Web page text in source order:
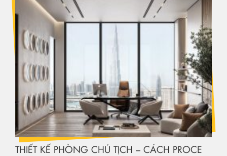
THIẾT KẾ PHÒNG CHỦ TỊCH – CÁCH PROCE